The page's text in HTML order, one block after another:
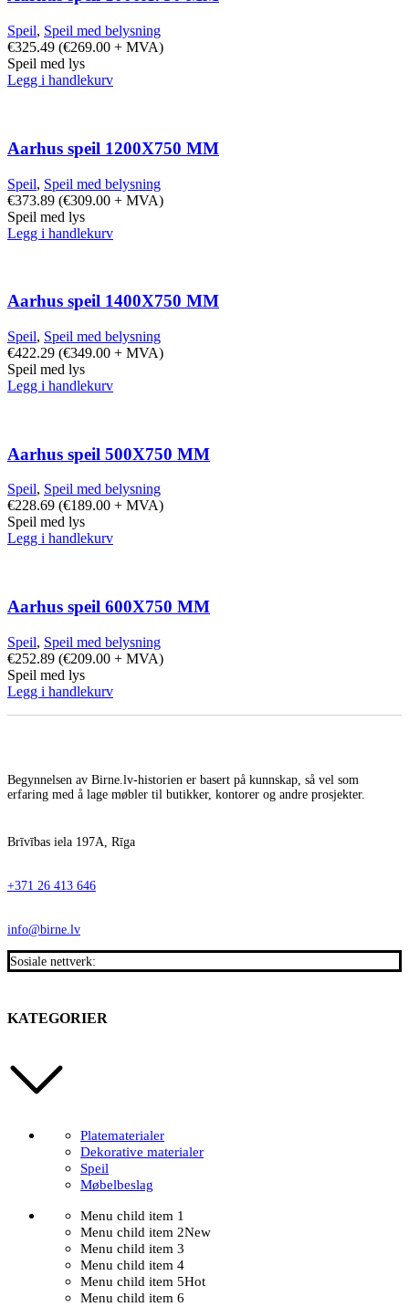
Speil, Speil med belysning
€325.49 (€269.00 + MVA)
Speil med lys
Legg i handlekurv
Aarhus speil 1200X750 MM
Speil, Speil med belysning
€373.89 (€309.00 + MVA)
Speil med lys
Legg i handlekurv
Aarhus speil 1400X750 MM
Speil, Speil med belysning
€422.29 (€349.00 + MVA)
Speil med lys
Legg i handlekurv
Aarhus speil 500X750 MM
Speil, Speil med belysning
€228.69 (€189.00 + MVA)
Speil med lys
Legg i handlekurv
Aarhus speil 600X750 MM
Speil, Speil med belysning
€252.89 (€209.00 + MVA)
Speil med lys
Legg i handlekurv
Begynnelsen av Birne.lv-historien er basert på kunnskap, så vel som
erfaring med å lage møbler til butikker, kontorer og andre prosjekter.
Brīvības iela 197A, Rīga
+371 26 413 646
info@birne.lv
Sosiale nettverk:
KATEGORIER
Platematerialer
Dekorative materialer
Speil
Møbelbeslag
Menu child item 1
Menu child item 2New
Menu child item 3
Menu child item 4
Menu child item 5Hot
Menu child item 6